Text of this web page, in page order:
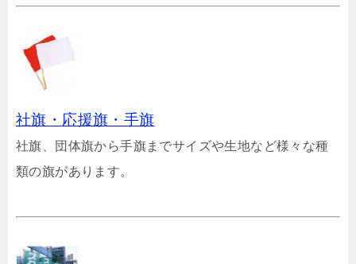
社旗・応援旗・手旗
社旗、団体旗から手旗までサイズや生地など様々な種
類の旗があります。